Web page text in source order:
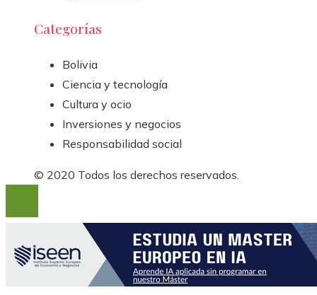
Categorías
Bolivia
Ciencia y tecnología
Cultura y ocio
Inversiones y negocios
Responsabilidad social
© 2020 Todos los derechos reservados.